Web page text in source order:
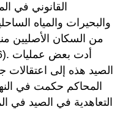
القانوني في
والبحيرات والمياه
من السكان الأصليين
الصيد هذه إلى
المحاكم حكمت في
التعاهدية في الصيد في